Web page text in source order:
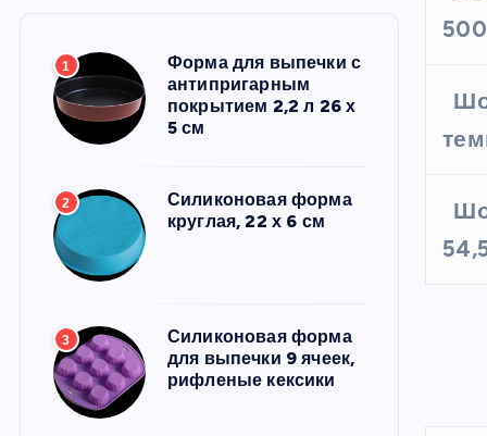
1
Форма для выпечки с
антипригарным
покрытием 2,2 л 26 х
5 см
2
Силиконовая форма
круглая, 22 х 6 см
3
Силиконовая форма
для выпечки 9 ячеек,
рифленые кексики